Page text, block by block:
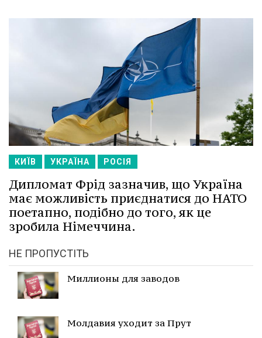
КИЇВ УКРАЇНА РОСІЯ
Дипломат Фрід зазначив, що Україна
має можливість приєднатися до НАТО
поетапно, подібно до того, як це
зробила Німеччина.
НЕ ПРОПУСТІТЬ
Миллионы для заводов
Молдавия уходит за Прут